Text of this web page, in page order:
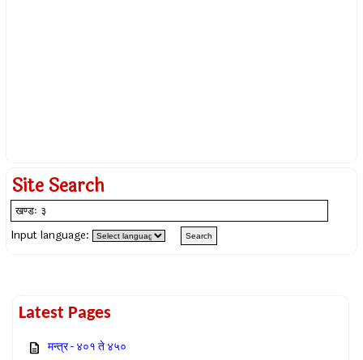
Site Search
Input language:
Latest Pages
मन्त्र - ४०१ ते ४५०